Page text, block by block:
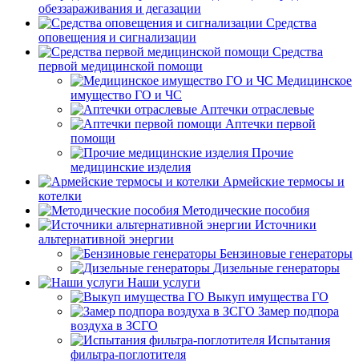
обеззараживания и дегазации
Средства
оповещения и сигнализации
Средства
первой медицинской помощи
Медицинское
имущество ГО и ЧС
Аптечки отраслевые
Аптечки первой
помощи
Прочие
медицинские изделия
Армейские термосы и
котелки
Методические пособия
Источники
альтернативной энергии
Бензиновые генераторы
Дизельные генераторы
Наши услуги
Выкуп имущества ГО
Замер подпора
воздуха в ЗСГО
Испытания
фильтра-поглотителя